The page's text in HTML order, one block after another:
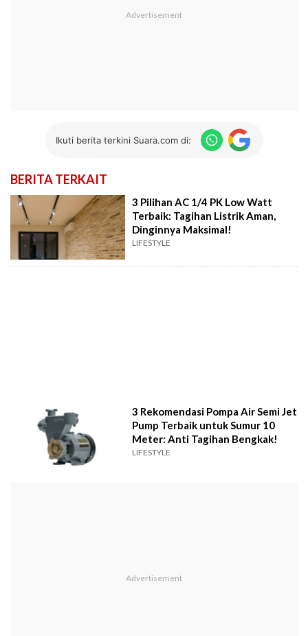
Ikuti berita terkini Suara.com di:
BERITA TERKAIT
3 Pilihan AC 1/4 PK Low Watt
Terbaik: Tagihan Listrik Aman,
Dinginnya Maksimal!
LIFESTYLE
3 Rekomendasi Pompa Air Semi Jet
Pump Terbaik untuk Sumur 10
Meter: Anti Tagihan Bengkak!
LIFESTYLE